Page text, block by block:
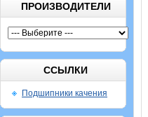
ПРОИЗВОДИТЕЛИ
ССЫЛКИ
Подшипники качения